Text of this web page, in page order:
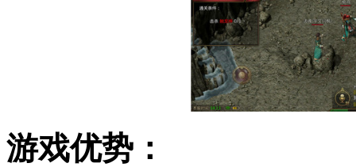
游戏优势：